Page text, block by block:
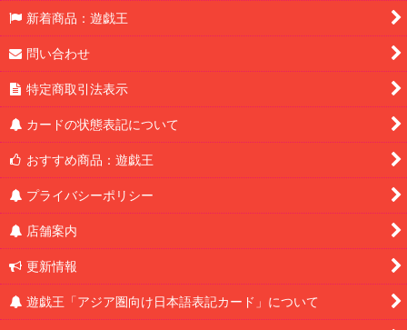
新着商品：遊戯王
問い合わせ
特定商取引法表示
カードの状態表記について
おすすめ商品：遊戯王
プライバシーポリシー
店舗案内
更新情報
遊戯王「アジア圏向け日本語表記カード」について